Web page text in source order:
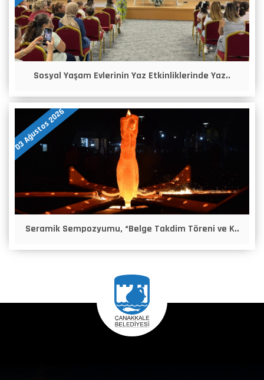
Sosyal Yaşam Evlerinin Yaz Etkinliklerinde Yaz..
03 Ağustos 2026
Seramik Sempozyumu, “Belge Takdim Töreni ve K..